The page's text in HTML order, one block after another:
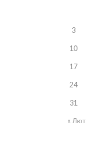
« Лют
3
10
17
24
31